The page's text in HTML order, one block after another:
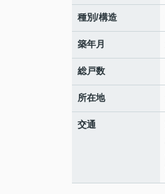
種別/構造
築年月
総戸数
所在地
交通